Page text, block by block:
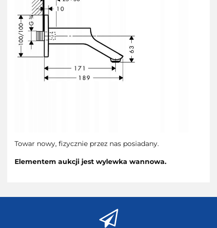
Towar nowy, fizycznie przez nas posiadany.
Elementem aukcji jest wylewka wannowa.